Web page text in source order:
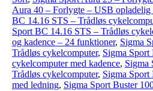
Aura 40 – Forlygte – USB
BC 14.16 STS – Trådløs
Sport BC 14.16 STS – Trådløs
og kadence – 24 funktioner, Sigma
Trådløs cykelcomputer, Sigma
cykelcomputer med kadence, Sigma
Trådløs cykelcomputer, Sigma
med ledning, Sigma Sport Buster